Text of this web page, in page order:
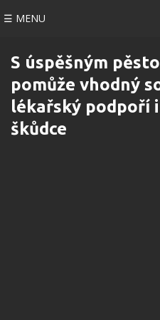
☰ MENU
S úspěšným
pomůže vhodný
lékařský podpoří
škůdce